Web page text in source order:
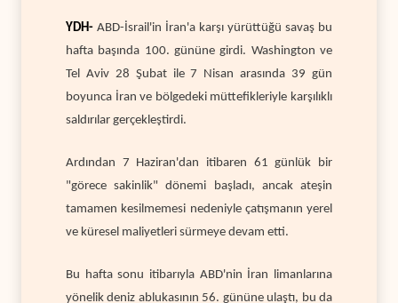
YDH- ABD-İsrail'in İran'a karşı yürüttüğü savaş bu
hafta başında 100. gününe girdi. Washington ve
Tel Aviv 28 Şubat ile 7 Nisan arasında 39 gün
boyunca İran ve bölgedeki müttefikleriyle karşılıklı
saldırılar gerçekleştirdi.
Ardından 7 Haziran'dan itibaren 61 günlük bir
"görece sakinlik" dönemi başladı, ancak ateşin
tamamen kesilmemesi nedeniyle çatışmanın yerel
ve küresel maliyetleri sürmeye devam etti.
Bu hafta sonu itibarıyla ABD'nin İran limanlarına
yönelik deniz ablukasının 56. gününe ulaştı, bu da